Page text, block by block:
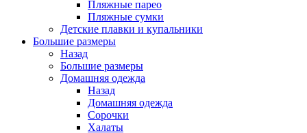
Пляжные парео
Пляжные сумки
Детские плавки и купальники
Большие размеры
Назад
Большие размеры
Домашняя одежда
Назад
Домашняя одежда
Сорочки
Халаты